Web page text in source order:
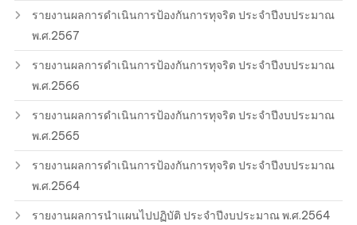
รายงานผลการดำเนินการป้องกันการทุจริต ประจำปีงบประมาณ
พ.ศ.2567
รายงานผลการดำเนินการป้องกันการทุจริต ประจำปีงบประมาณ
พ.ศ.2566
รายงานผลการดำเนินการป้องกันการทุจริต ประจำปีงบประมาณ
พ.ศ.2565
รายงานผลการดำเนินการป้องกันการทุจริต ประจำปีงบประมาณ
พ.ศ.2564
รายงานผลการนำแผนไปปฏิบัติ ประจำปีงบประมาณ พ.ศ.2564